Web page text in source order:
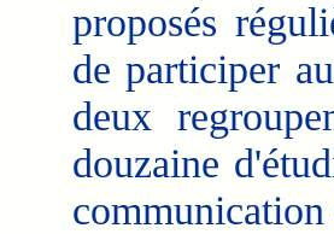
proposés
de participer
deux
douzaine
communication